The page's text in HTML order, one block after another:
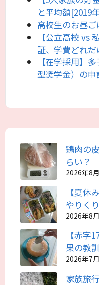
と平均額[2019
高校生のお昼ご
【公立高校 vs
証、学費どれだ
【在学採用】
型奨学金）の申
鶏肉の
らい？
2026年8
【夏休
やりく
2026年8
【赤字
果の教
2026年7
家族旅